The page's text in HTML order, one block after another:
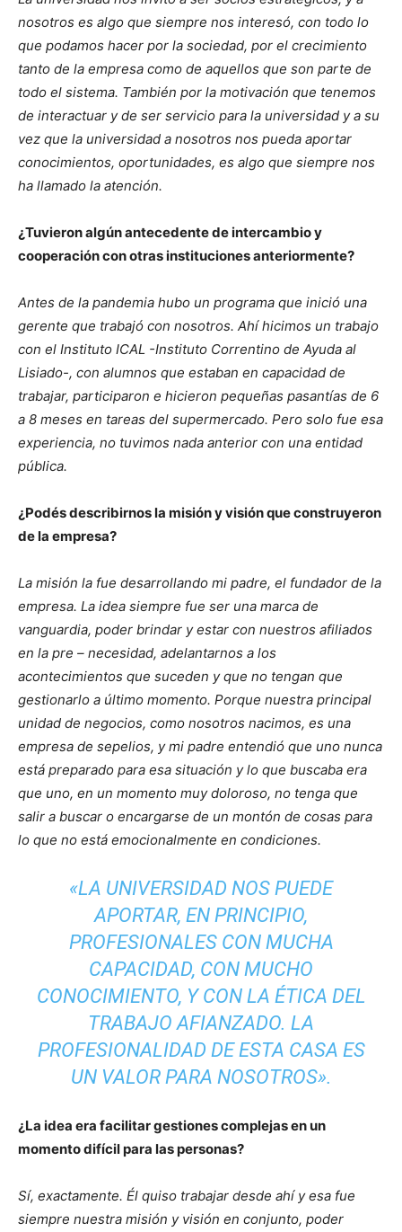
nosotros es algo que siempre nos interesó, con todo lo
que podamos hacer por la sociedad, por el crecimiento
tanto de la empresa como de aquellos que son parte de
todo el sistema. También por la motivación que tenemos
de interactuar y de ser servicio para la universidad y a su
vez que la universidad a nosotros nos pueda aportar
conocimientos, oportunidades, es algo que siempre nos
ha llamado la atención.
¿Tuvieron algún antecedente de intercambio y
cooperación con otras instituciones anteriormente?
Antes de la pandemia hubo un programa que inició una
gerente que trabajó con nosotros. Ahí hicimos un trabajo
con el Instituto ICAL -Instituto Correntino de Ayuda al
Lisiado-, con alumnos que estaban en capacidad de
trabajar, participaron e hicieron pequeñas pasantías de 6
a 8 meses en tareas del supermercado. Pero solo fue esa
experiencia, no tuvimos nada anterior con una entidad
pública.
¿Podés describirnos la misión y visión que construyeron
de la empresa?
La misión la fue desarrollando mi padre, el fundador de la
empresa. La idea siempre fue ser una marca de
vanguardia, poder brindar y estar con nuestros afiliados
en la pre – necesidad, adelantarnos a los
acontecimientos que suceden y que no tengan que
gestionarlo a último momento. Porque nuestra principal
unidad de negocios, como nosotros nacimos, es una
empresa de sepelios, y mi padre entendió que uno nunca
está preparado para esa situación y lo que buscaba era
que uno, en un momento muy doloroso, no tenga que
salir a buscar o encargarse de un montón de cosas para
lo que no está emocionalmente en condiciones.
«LA UNIVERSIDAD NOS PUEDE
APORTAR, EN PRINCIPIO,
PROFESIONALES CON MUCHA
CAPACIDAD, CON MUCHO
CONOCIMIENTO, Y CON LA ÉTICA DEL
TRABAJO AFIANZADO. LA
PROFESIONALIDAD DE ESTA CASA ES
UN VALOR PARA NOSOTROS».
¿La idea era facilitar gestiones complejas en un
momento difícil para las personas?
Sí, exactamente. Él quiso trabajar desde ahí y esa fue
siempre nuestra misión y visión en conjunto, poder